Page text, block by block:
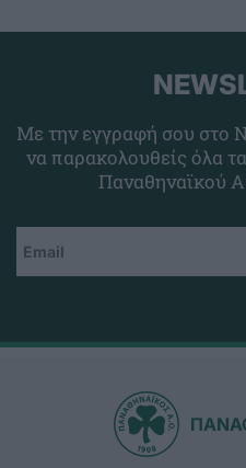
Με την εγγραφή σου στο
να παρακολουθείς όλα τα
Παναθηναϊκού